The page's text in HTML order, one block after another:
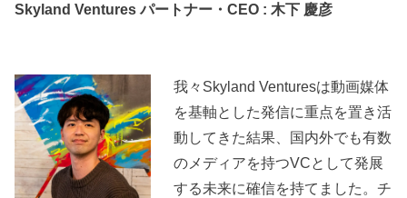
Skyland Ventures パートナー・CEO : 木下 慶彦
我々Skyland Venturesは動画媒体
を基軸とした発信に重点を置き活
動してきた結果、国内外でも有数
のメディアを持つVCとして発展
する未来に確信を持てました。チ